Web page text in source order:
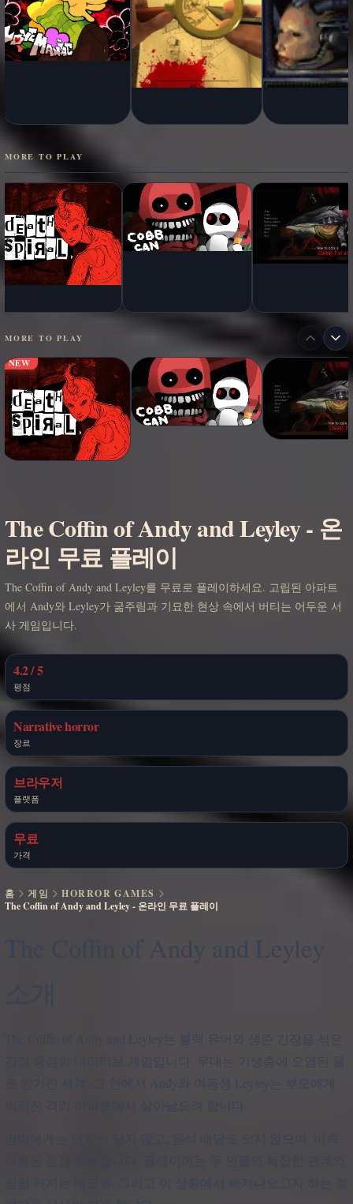
MORE TO PLAY
MORE TO PLAY
NEW
The Coffin of Andy and Leyley - 온
라인 무료 플레이
The Coffin of Andy and Leyley를 무료로 플레이하세요. 고립된 아파트
에서 Andy와 Leyley가 굶주림과 기묘한 현상 속에서 버티는 어두운 서
사 게임입니다.
4.2 / 5
평점
Narrative horror
장르
브라우저
플랫폼
무료
가격
홈 게임
HORROR GAMES
The Coffin of Andy and Leyley - 온라인 무료 플레이
The Coffin of Andy and Leyley
The Coffin of Andy and Leyley는 블랙 유머와 생존 긴장을 섞은
감정 중심의 내러티브 게임입니다. 무대는 기생충에 오염된 물
로 망가진 세계. 그 안에서 Andy와 여동생 Leyley는 부모에게
버려진 격리 아파트에서 살아남으려 합니다.